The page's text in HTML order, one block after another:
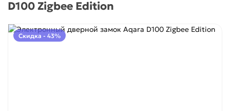
D100 Zigbee Edition
Скидка - 43%